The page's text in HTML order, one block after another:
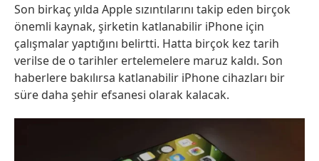
Son birkaç yılda Apple sızıntılarını takip eden birçok
önemli kaynak, şirketin katlanabilir iPhone için
çalışmalar yaptığını belirtti. Hatta birçok kez tarih
verilse de o tarihler ertelemelere maruz kaldı. Son
haberlere bakılırsa katlanabilir iPhone cihazları bir
süre daha şehir efsanesi olarak kalacak.